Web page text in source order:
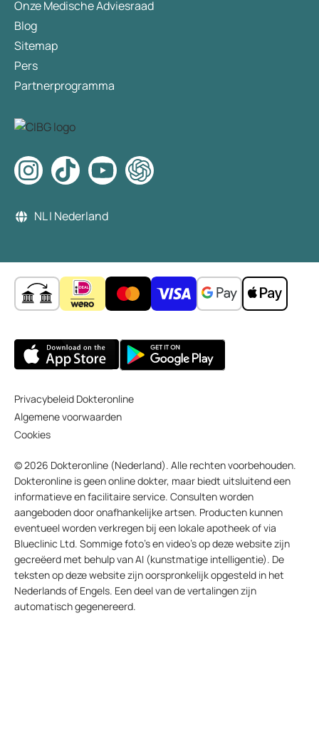
Onze Medische Adviesraad
Blog
Sitemap
Pers
Partnerprogramma
NL | Nederland
Privacybeleid Dokteronline
Algemene voorwaarden
Cookies
© 2026 Dokteronline (Nederland). Alle rechten voorbehouden.
Dokteronline is geen online dokter, maar biedt uitsluitend een
informatieve en facilitaire service. Consulten worden
aangeboden door onafhankelijke artsen. Producten kunnen
eventueel worden verkregen bij een lokale apotheek of via
Blueclinic Ltd. Sommige foto’s en video’s op deze website zijn
gecreëerd met behulp van AI (kunstmatige intelligentie). De
teksten op deze website zijn oorspronkelijk opgesteld in het
Nederlands of Engels. Een deel van de vertalingen zijn
automatisch gegenereerd.